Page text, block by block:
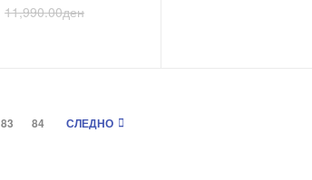
11,990.00ден
83 84 СЛЕДНО